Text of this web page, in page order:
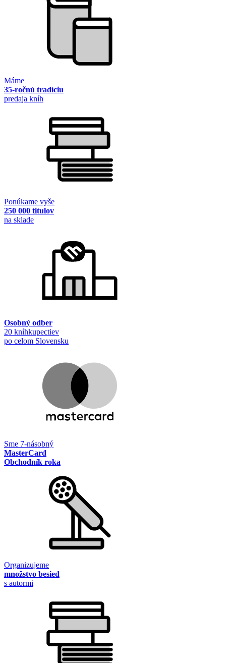
Máme
35-ročnú tradíciu
predaja kníh
Ponúkame vyše
250 000 titulov
na sklade
Osobný odber
20 kníhkupectiev
po celom Slovensku
Sme 7-násobný
MasterCard
Obchodník roka
Organizujeme
množstvo besied
s autormi